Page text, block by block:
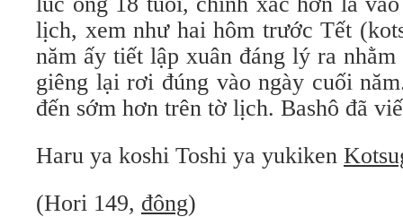
lịch, xem như hai hôm trước Tết
năm ấy tiết lập xuân đáng lý ra
giêng lại rơi đúng vào ngày cuối
đến sớm hơn trên tờ lịch. Bashô đã
Haru ya koshi Toshi ya yukiken
(Hori 149, đông)